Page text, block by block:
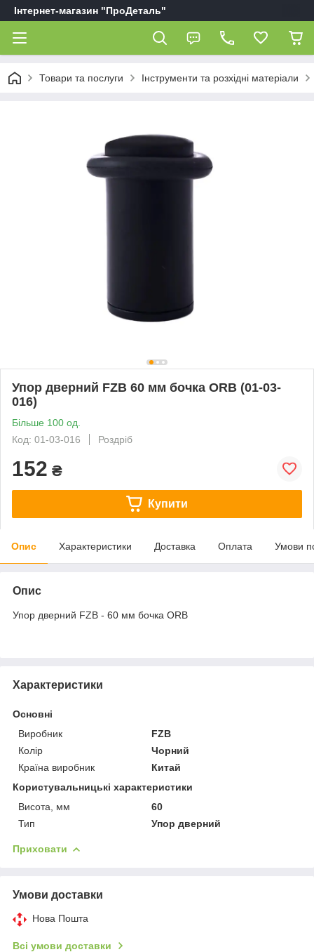
Інтернет-магазин "ПроДеталь"
Товари та послуги Інструменти та розхідні матеріали
Упор дверний FZB 60 мм бочка ORB (01-03-
016)
Більше 100 од.
Код: 01-03-016
Роздріб
152 ₴
Купити
Опис Характеристики Доставка Оплата Умови
Опис
Упор дверний FZB - 60 мм бочка ORB
Характеристики
Основні
Виробник
FZB
Колір
Чорний
Країна виробник
Китай
Користувальницькі характеристики
Висота, мм
60
Тип
Упор дверний
Приховати
Умови доставки
Нова Пошта
Всі умови доставки